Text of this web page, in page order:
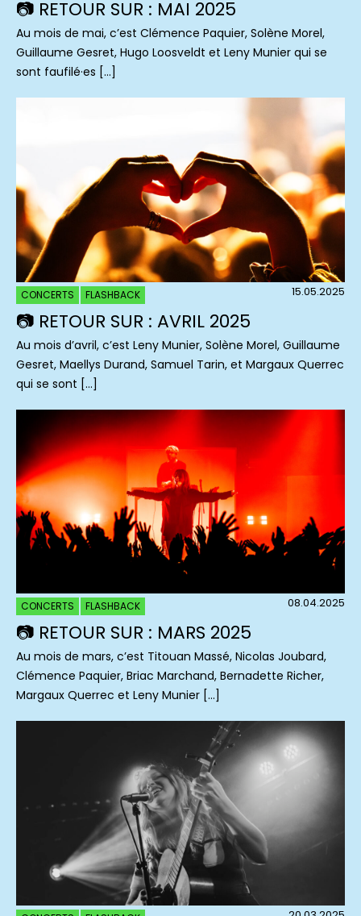
📷 RETOUR SUR : MAI 2025
Au mois de mai, c’est Clémence Paquier, Solène Morel,
Guillaume Gesret, Hugo Loosveldt et Leny Munier qui se
sont faufilé·es […]
CONCERTS FLASHBACK 15.05.2025
📷 RETOUR SUR : AVRIL 2025
Au mois d’avril, c’est Leny Munier, Solène Morel, Guillaume
Gesret, Maellys Durand, Samuel Tarin, et Margaux Querrec
qui se sont […]
CONCERTS FLASHBACK 08.04.2025
📷 RETOUR SUR : MARS 2025
Au mois de mars, c’est Titouan Massé, Nicolas Joubard,
Clémence Paquier, Briac Marchand, Bernadette Richer,
Margaux Querrec et Leny Munier […]